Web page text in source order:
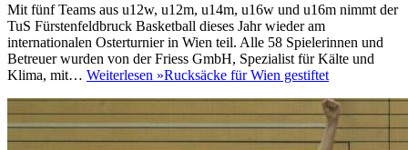
Mit fünf Teams aus u12w, u12m, u14m, u16w und u16m nimmt der
TuS Fürstenfeldbruck Basketball dieses Jahr wieder am
internationalen Osterturnier in Wien teil. Alle 58 Spielerinnen und
Betreuer wurden von der Friess GmbH, Spezialist für Kälte und
Klima, mit… Weiterlesen »Rucksäcke für Wien gestiftet